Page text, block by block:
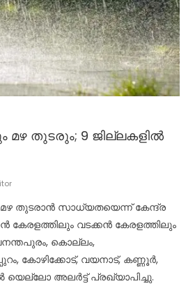
തുടരും; 9 ജില്ലകളിൽ
തുടരാൻ സാധ്യതയെന്ന് കേന്ദ്ര
കേരളത്തിലും വടക്കൻ കേരളത്തിലും
കൊല്ലം,
കോഴിക്കോട്, വയനാട്, കണ്ണൂർ,
അലർട്ട് പ്രഖ്യാപിച്ചു.